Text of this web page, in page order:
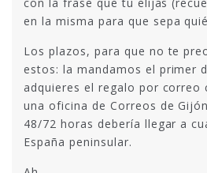
en la misma para que sepa
Los plazos, para que no te
estos: la mandamos el primer
adquieres el regalo por correo
una oficina de Correos de
48/72 horas debería llegar a
España peninsular.